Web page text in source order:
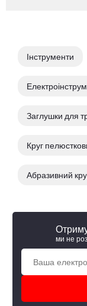
Інструменти
Заглушки для
Круг
Абразивний
ми не